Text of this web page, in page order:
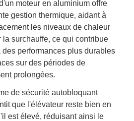
moteur en aluminium offre
gestion thermique, aidant à
les niveaux de chaleur
la surchauffe, ce qui contribue
des performances plus durables
sur des périodes de
prolongées.
de sécurité autobloquant
que l'élévateur reste bien en
est élevé, réduisant ainsi le